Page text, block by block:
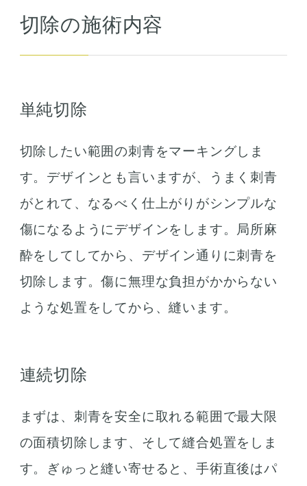
切除の施術内容
単純切除
切除したい範囲の刺青をマーキングしま
す。デザインとも言いますが、うまく刺青
がとれて、なるべく仕上がりがシンプルな
傷になるようにデザインをします。局所麻
酔をしてしてから、デザイン通りに刺青を
切除します。傷に無理な負担がかからない
ような処置をしてから、縫います。
連続切除
まずは、刺青を安全に取れる範囲で最大限
の面積切除します、そして縫合処置をしま
す。ぎゅっと縫い寄せると、手術直後はパ